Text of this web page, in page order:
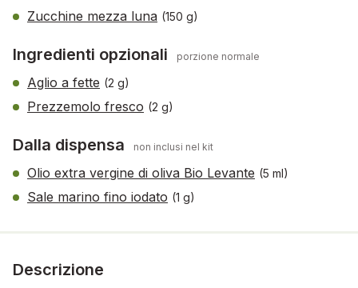
Zucchine mezza luna (150 g)
Ingredienti opzionali porzione normale
Aglio a fette (2 g)
Prezzemolo fresco (2 g)
Dalla dispensa non inclusi nel kit
Olio extra vergine di oliva Bio Levante (5 ml)
Sale marino fino iodato (1 g)
Descrizione